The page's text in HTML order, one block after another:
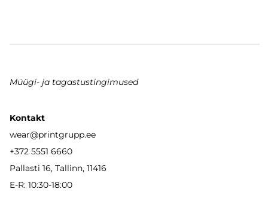
Müügi- ja tagastustingimused
Kontakt
wear@printgrupp.ee
+372 5551 6660
Pallasti 16, Tallinn, 11416
E-R: 10:30-18:00